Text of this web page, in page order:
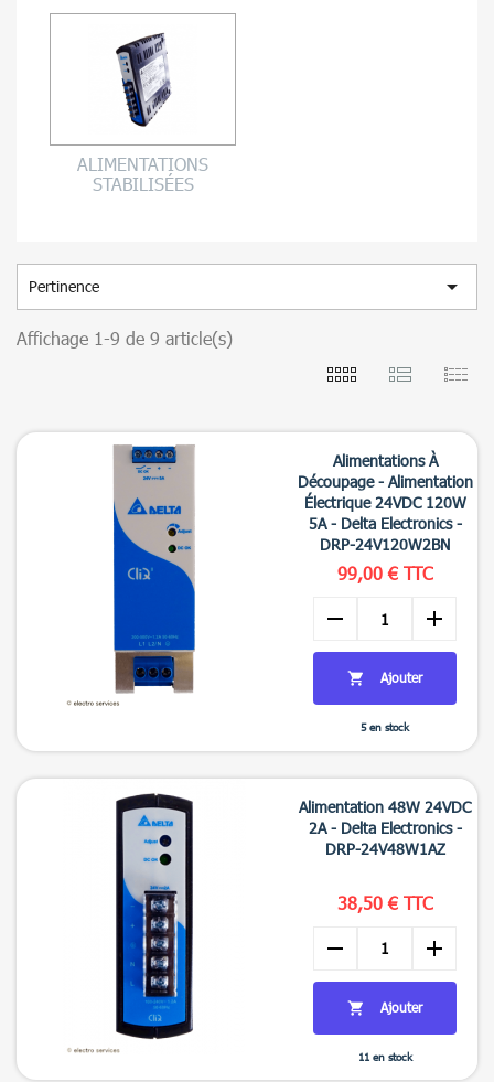
ALIMENTATIONS
STABILISÉES
Pertinence 
Affichage 1-9 de 9 article(s)

Alimentations À
Découpage - Alimentation
Électrique 24VDC 120W
5A - Delta Electronics -
DRP-24V120W2BN
99,00 € TTC
remove add
 Ajouter
5 en stock
Alimentation 48W 24VDC
2A - Delta Electronics -
DRP-24V48W1AZ
38,50 € TTC
remove add
 Ajouter
11 en stock